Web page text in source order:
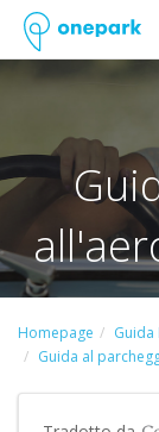
Homepage
Guida
Guida al